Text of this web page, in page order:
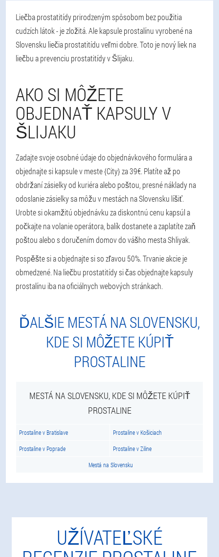
Liečba prostatitídy prirodzeným spôsobom bez použitia
cudzích látok - je zložitá. Ale kapsule prostalínu vyrobené na
Slovensku liečia prostatitídu veľmi dobre. Toto je nový liek na
liečbu a prevenciu prostatitídy v Šlijaku.
AKO SI MÔŽETE
OBJEDNAŤ KAPSULY V
ŠLIJAKU
Zadajte svoje osobné údaje do objednávkového formulára a
objednajte si kapsule v meste {City} za 39€. Platíte až po
obdržaní zásielky od kuriéra alebo poštou, presné náklady na
odoslanie zásielky sa môžu v mestách na Slovensku líšiť.
Urobte si okamžitú objednávku za diskontnú cenu kapsúl a
počkajte na volanie operátora, balík dostanete a zaplatíte zaň
poštou alebo s doručením domov do vášho mesta Shliyak.
Pospěšte si a objednajte si so zľavou 50%. Trvanie akcie je
obmedzené. Na liečbu prostatitídy si čas objednajte kapsuly
prostalínu iba na oficiálnych webových stránkach.
ĎALŠIE MESTÁ NA SLOVENSKU,
KDE SI MÔŽETE KÚPIŤ
PROSTALINE
MESTÁ NA SLOVENSKU, KDE SI MÔŽETE KÚPIŤ
PROSTALINE
Prostaline v Bratislave Prostaline v Košiciach
Prostaline v Poprade Prostaline v Ziline
Mestá na Slovensku
UŽÍVATEĽSKÉ